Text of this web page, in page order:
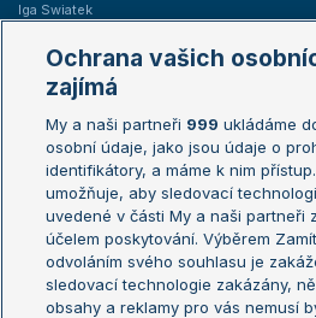
Iga Swiatek
Žebříčky
Žebříček ATP (muži)
Žebříček WTA (ženy)
Sázkařský žebříček
French
US Open
Turnaj
Turnaj
Ochrana vašich
zajímá
My a naši partneři 999 ukládáme
osobní údaje, jako jsou údaje o
identifikátory, a máme k nim
umožňuje, aby sledovací
uvedené v části My a naši partneři
účelem poskytování. Výběrem
odvoláním svého souhlasu je
sledovací technologie zakázány,
obsahy a reklamy pro vás nemusí